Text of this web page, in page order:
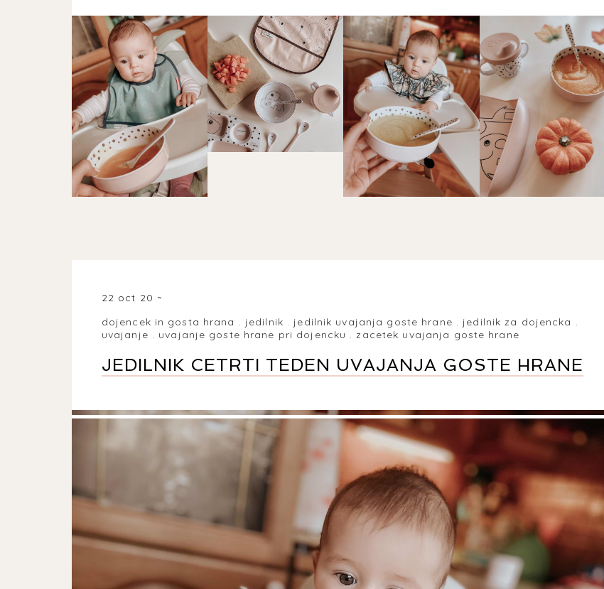
22 oct 20
dojencek in gosta hrana . jedilnik . jedilnik uvajanja goste hrane . jedilnik za dojencka .
uvajanje . uvajanje goste hrane pri dojencku .zacetek uvajanja goste hrane
JEDILNIK CETRTI TEDEN UVAJANJA GOSTE HRANE